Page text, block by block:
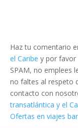
Haz tu comentario
el Caribe y por favor
SPAM, no emplees
no faltes al respeto
contacto con
transatlántica y el
Ofertas en viajes